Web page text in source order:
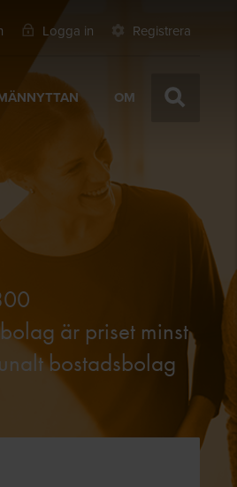
Logga in Registrera
OM
är priset minst
bostadsbolag